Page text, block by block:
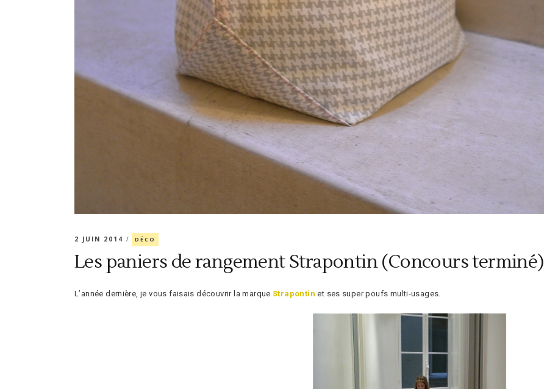
2 JUIN 2014 DÉCO
Les paniers de rangement Strapontin (Concours terminé)
L’année dernière, je vous faisais découvrir la marque Strapontin et ses super poufs multi-usages.